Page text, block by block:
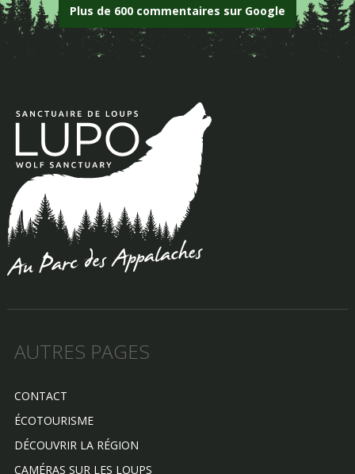
Plus de 600 commentaires sur Google
AUTRES PAGES
CONTACT
ÉCOTOURISME
DÉCOUVRIR LA RÉGION
CAMÉRAS SUR LES LOUPS